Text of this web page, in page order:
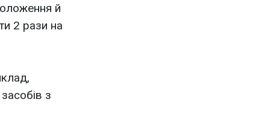
й
2 рази на
з